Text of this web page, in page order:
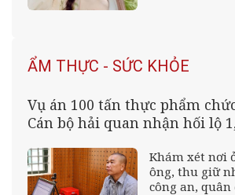
ẨM THỰC - SỨC KHỎE
Vụ án 100 tấn thực phẩm
Cán bộ hải quan nhận hối lộ
Khám xét nơi
ông, thu giữ
công an, quân